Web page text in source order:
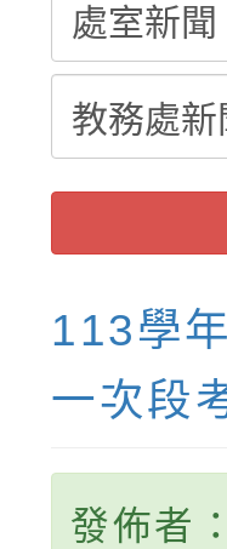
結果(
113學
一次段
發佈者